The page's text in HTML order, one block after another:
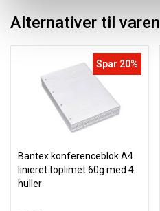
Alternativer til varen
Spar 20%
Bantex konferenceblok A4
linieret toplimet 60g med 4
huller